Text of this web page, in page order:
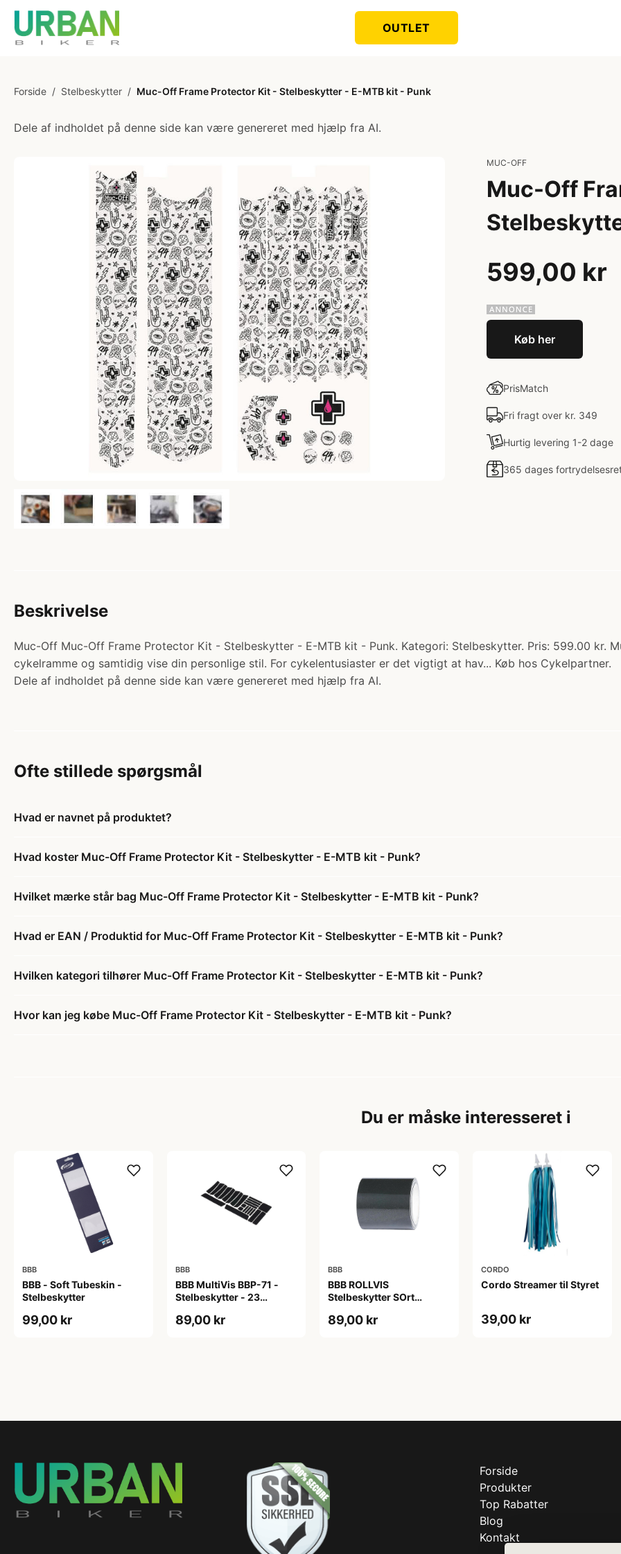
OUTLET
Forside / Stelbeskytter / Muc-Off Frame Protector Kit - Stelbeskytter - E-MTB kit - Punk
Dele af indholdet på denne side kan være genereret med hjælp fra AI.
MUC-OFF
Muc-Off
599,00 kr
Køb her
PrisMatch
Fri fragt over kr. 349
Hurtig levering 1-2 dage
365 dages
Beskrivelse
Muc-Off Muc-Off Frame Protector Kit - Stelbeskytter - E-MTB kit - Punk. Kategori: Stelbeskytter. Pris: 599.00 kr.
cykelramme og samtidig vise din personlige stil. For cykelentusiaster er det vigtigt at hav... Køb hos Cykelpartner.
Dele af indholdet på denne side kan være genereret med hjælp fra AI.
Ofte stillede spørgsmål
Hvad er navnet på produktet?
Hvad koster Muc-Off Frame Protector Kit - Stelbeskytter - E-MTB kit - Punk?
Hvilket mærke står bag Muc-Off Frame Protector Kit - Stelbeskytter - E-MTB kit - Punk?
Hvad er EAN / Produktid for Muc-Off Frame Protector Kit - Stelbeskytter - E-MTB kit - Punk?
Hvilken kategori tilhører Muc-Off Frame Protector Kit - Stelbeskytter - E-MTB kit - Punk?
Hvor kan jeg købe Muc-Off Frame Protector Kit - Stelbeskytter - E-MTB kit - Punk?
Du er måske interesseret i
BBB
BBB - Soft Tubeskin -
Stelbeskytter
99,00 kr
BBB
BBB MultiVis BBP-71 -
Stelbeskytter - 23
Sort
89,00 kr
BBB
BBB ROLLVIS
Stelbeskytter SOrt
89,00 kr
CORDO
Cordo Streamer til Styret
39,00 kr
Forside
Produkter
Top Rabatter
Blog
Kontakt